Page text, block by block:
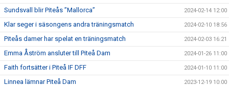
Sundsvall blir Piteås ”Mallorca” 2024-02-14 12:00
Klar seger i säsongens andra träningsmatch 2024-02-10 18:56
Piteås damer har spelat en träningsmatch 2024-02-03 16:21
Emma Åström ansluter till Piteå Dam 2024-01-26 11:00
Faith fortsätter i Piteå IF DFF 2024-01-10 11:00
Linnea lämnar Piteå Dam 2023-12-19 10:00